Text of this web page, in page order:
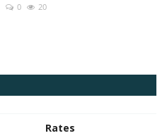
0 20
Rates